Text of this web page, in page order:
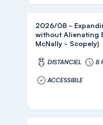
2026/08 -
without Alienating
McNally - Scopely)
DISTANCIEL 8
ACCESSIBLE